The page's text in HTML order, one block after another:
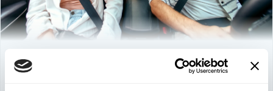
Используйте
возможность